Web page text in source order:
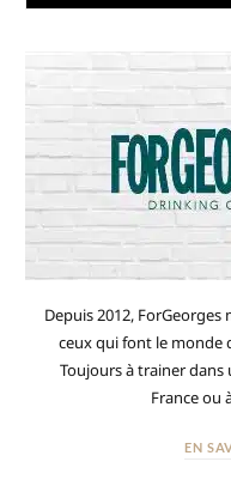
Depuis 2012,
ceux qui font le monde
Toujours à trainer dans
France ou
EN